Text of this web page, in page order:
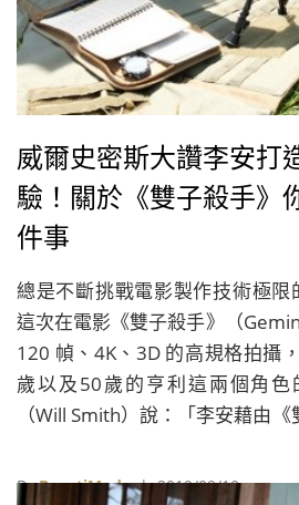
威爾史密斯大讚李安打
驗！關於《雙子殺手》
件事
總是不斷挑戰電影製作技術極限
這次在電影《雙子殺手》（
120 幀、4K、3D 的高規格拍攝
歲以及50歲的亨利這兩個角
（Will Smith）說：「李安藉由
出一個獨一無二的觀影經驗。」
ByBeautiMode| 2019/09/10